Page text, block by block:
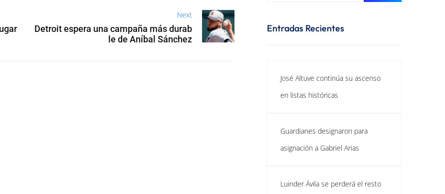
Next
Detroit espera una campaña más durab
le de Aníbal Sánchez
Entradas Recientes
José Altuve continúa su ascenso
en listas históricas
Guardianes designaron para
asignación a Gabriel Arias
Luinder Ávila se perderá el resto